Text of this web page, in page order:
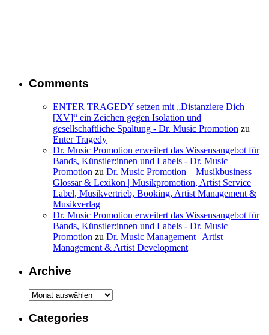
Comments
ENTER TRAGEDY setzen mit „Distanziere Dich
[XV]“ ein Zeichen gegen Isolation und
gesellschaftliche Spaltung - Dr. Music Promotion zu
Enter Tragedy
Dr. Music Promotion erweitert das Wissensangebot für
Bands, Künstler:innen und Labels - Dr. Music
Promotion zu Dr. Music Promotion – Musikbusiness
Glossar & Lexikon | Musikpromotion, Artist Service
Label, Musikvertrieb, Booking, Artist Management &
Musikverlag
Dr. Music Promotion erweitert das Wissensangebot für
Bands, Künstler:innen und Labels - Dr. Music
Promotion zu Dr. Music Management | Artist
Management & Artist Development
Archive
Archive
Categories